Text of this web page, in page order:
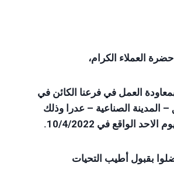
حضرة العملاء الكرام،
العمل في فرعنا الكائن في
الصناعية – عدرا وذلك
الواقع في 10/4/2022.
بقبول أطيب التحيات